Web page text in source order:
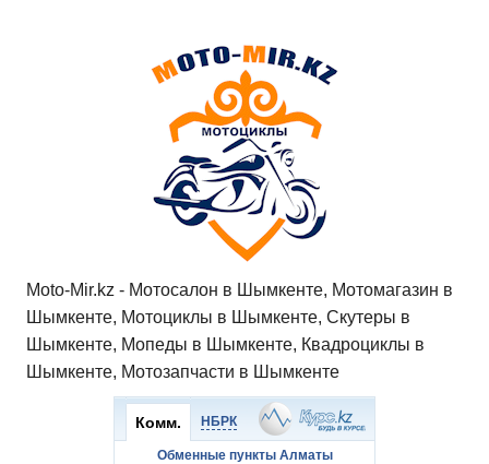
Moto-Mir.kz - Мотосалон в Шымкенте, Мотомагазин в
Шымкенте, Мотоциклы в Шымкенте, Скутеры в
Шымкенте, Мопеды в Шымкенте, Квадроциклы в
Шымкенте, Мотозапчасти в Шымкенте